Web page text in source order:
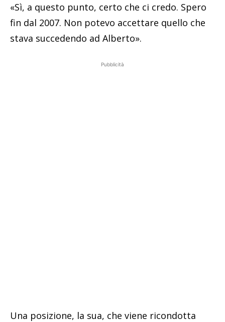
«Sì, a questo punto, certo che ci credo. Spero
fin dal 2007. Non potevo accettare quello che
stava succedendo ad Alberto».
Pubblicità
Una posizione, la sua, che viene ricondotta